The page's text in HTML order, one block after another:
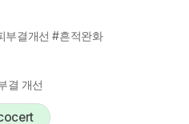
부결개선 #흔적완화
결 개선